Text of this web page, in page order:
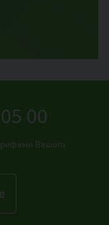
00
Вашого